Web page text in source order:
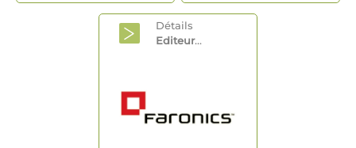
Détails
Editeur...